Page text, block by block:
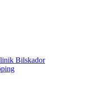
Bilskador